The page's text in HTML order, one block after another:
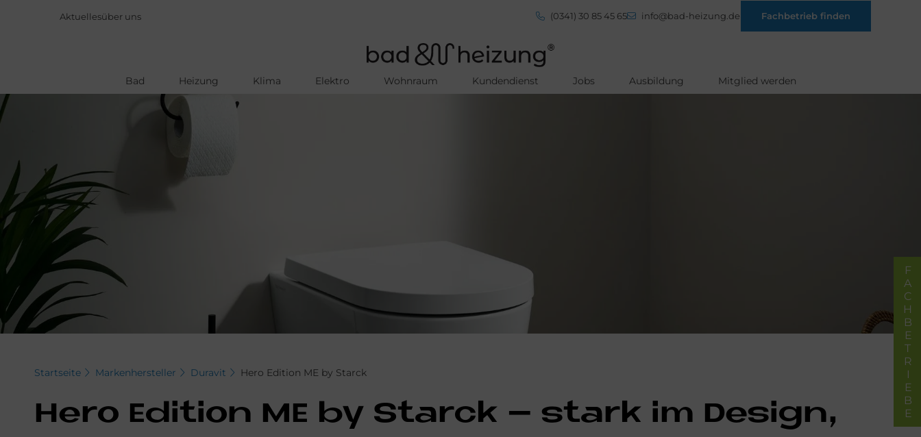
Direkt
zum
Inhalt
Aktuellesüber uns (0341) 30 85 45 65 info@bad-heizung.de Fachbetrieb finden
Bad Heizung Klima Elektro Wohnraum Kundendienst Jobs Ausbildung Mitglied werden
Startseite Markenhersteller Duravit Hero Edition ME by Starck
Hero Edi­ti­on ME by Star­ck – stark im De­sign,
FACHBETRIEBE